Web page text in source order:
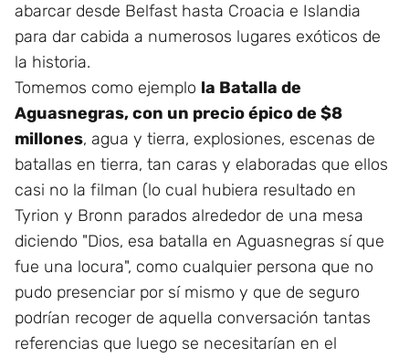
abarcar desde Belfast hasta Croacia e Islandia
para dar cabida a numerosos lugares exóticos de
la historia.
Tomemos como ejemplo la Batalla de
Aguasnegras, con un precio épico de $8
millones, agua y tierra, explosiones, escenas de
batallas en tierra, tan caras y elaboradas que ellos
casi no la filman (lo cual hubiera resultado en
Tyrion y Bronn parados alrededor de una mesa
diciendo "Dios, esa batalla en Aguasnegras sí que
fue una locura", como cualquier persona que no
pudo presenciar por sí mismo y que de seguro
podrían recoger de aquella conversación tantas
referencias que luego se necesitarían en el